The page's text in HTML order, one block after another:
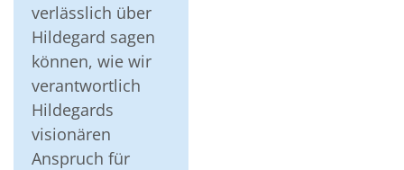
verlässlich über
Hildegard sagen
können, wie wir
verantwortlich
Hildegards
visionären
Anspruch für